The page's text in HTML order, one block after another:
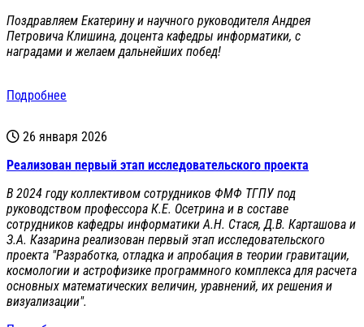
Поздравляем Екатерину и научного руководителя Андрея
Петровича Клишина, доцента кафедры информатики, с
наградами и желаем дальнейших побед!
Подробнее
26 января 2026
Реализован первый этап исследовательского проекта
В 2024 году коллективом сотрудников ФМФ ТГПУ под
руководством профессора К.Е. Осетрина и в составе
сотрудников кафедры информатики А.Н. Стася, Д.В. Карташова и
З.А. Казарина реализован первый этап исследовательского
проекта "Разработка, отладка и апробация в теории гравитации,
космологии и астрофизике программного комплекса для расчета
основных математических величин, уравнений, их решения и
визуализации".